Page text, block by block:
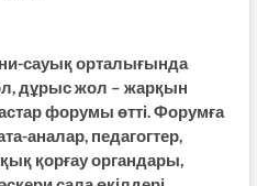
сауық орталығында
дұрыс жол – жарқын
форумы өтті. Форумға
аналар, педагогтер,
қорғау органдары,